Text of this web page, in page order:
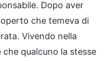
Dopo aver
che temeva di
Vivendo nella
qualcuno la stesse